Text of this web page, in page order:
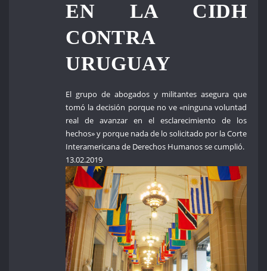
EN LA CIDH
CONTRA
URUGUAY
El grupo de abogados y militantes asegura que
tomó la decisión porque no ve «ninguna voluntad
real de avanzar en el esclarecimiento de los
hechos» y porque nada de lo solicitado por la Corte
Interamericana de Derechos Humanos se cumplió.
13.02.2019